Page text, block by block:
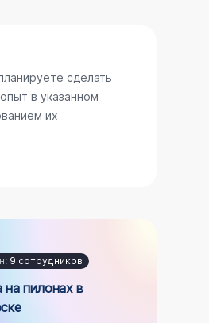
сделать
в указанном
их
9 сотрудников
на пилонах в